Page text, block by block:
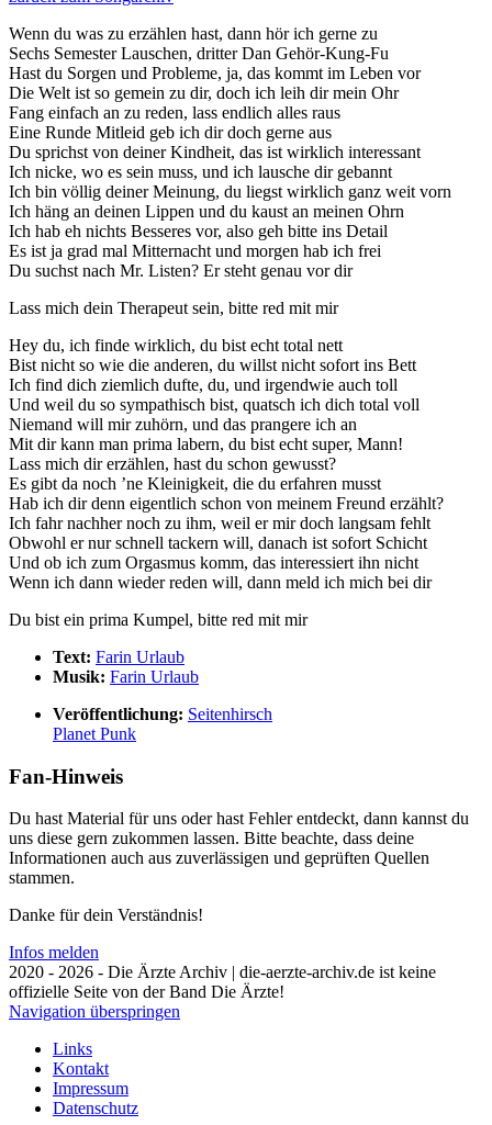
Wenn du was zu erzählen hast, dann hör ich gerne zu
Sechs Semester Lauschen, dritter Dan Gehör-Kung-Fu
Hast du Sorgen und Probleme, ja, das kommt im Leben vor
Die Welt ist so gemein zu dir, doch ich leih dir mein Ohr
Fang einfach an zu reden, lass endlich alles raus
Eine Runde Mitleid geb ich dir doch gerne aus
Du sprichst von deiner Kindheit, das ist wirklich interessant
Ich nicke, wo es sein muss, und ich lausche dir gebannt
Ich bin völlig deiner Meinung, du liegst wirklich ganz weit vorn
Ich häng an deinen Lippen und du kaust an meinen Ohrn
Ich hab eh nichts Besseres vor, also geh bitte ins Detail
Es ist ja grad mal Mitternacht und morgen hab ich frei
Du suchst nach Mr. Listen? Er steht genau vor dir
Lass mich dein Therapeut sein, bitte red mit mir
Hey du, ich finde wirklich, du bist echt total nett
Bist nicht so wie die anderen, du willst nicht sofort ins Bett
Ich find dich ziemlich dufte, du, und irgendwie auch toll
Und weil du so sympathisch bist, quatsch ich dich total voll
Niemand will mir zuhörn, und das prangere ich an
Mit dir kann man prima labern, du bist echt super, Mann!
Lass mich dir erzählen, hast du schon gewusst?
Es gibt da noch ’ne Kleinigkeit, die du erfahren musst
Hab ich dir denn eigentlich schon von meinem Freund erzählt?
Ich fahr nachher noch zu ihm, weil er mir doch langsam fehlt
Obwohl er nur schnell tackern will, danach ist sofort Schicht
Und ob ich zum Orgasmus komm, das interessiert ihn nicht
Wenn ich dann wieder reden will, dann meld ich mich bei dir
Du bist ein prima Kumpel, bitte red mit mir
Text: Farin Urlaub
Musik: Farin Urlaub
Veröffentlichung: Seitenhirsch
Planet Punk
Fan-Hinweis
Du hast Material für uns oder hast Fehler entdeckt, dann kannst du
uns diese gern zukommen lassen. Bitte beachte, dass deine
Informationen auch aus zuverlässigen und geprüften Quellen
stammen.
Danke für dein Verständnis!
Infos melden
2020 - 2026 - Die Ärzte Archiv | die-aerzte-archiv.de ist keine
offizielle Seite von der Band Die Ärzte!
Navigation überspringen
Links
Kontakt
Impressum
Datenschutz